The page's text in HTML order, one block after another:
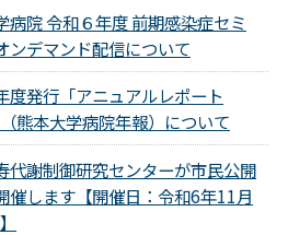
病院 令和６年度 前期感染症セミ
ンデマンド配信について
度発行「アニュアルレポート
熊本大学病院年報）について
代謝制御研究センターが市民公開
催します【開催日：令和6年11月